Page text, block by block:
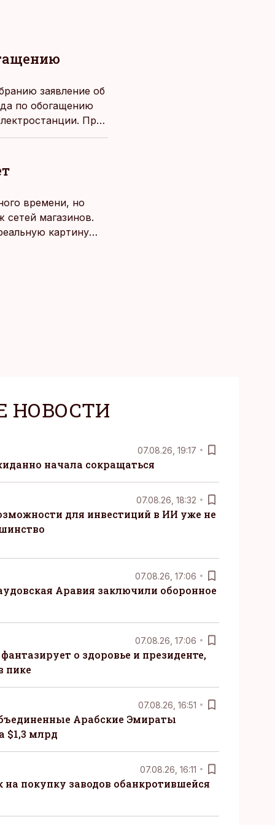
заявление об
по обогащению
При
близость
времени, но
магазинов.
картину
НОВОСТИ
07.08.26, 19:17
начала сокращаться
07.08.26, 18:32
для инвестиций в ИИ уже не
07.08.26, 17:06
Аравия заключили оборонное
07.08.26, 17:06
о здоровье и президенте,
пике
07.08.26, 16:51
Арабские Эмираты
$1,3 млрд
07.08.26, 16:11
покупку заводов обанкротившейся